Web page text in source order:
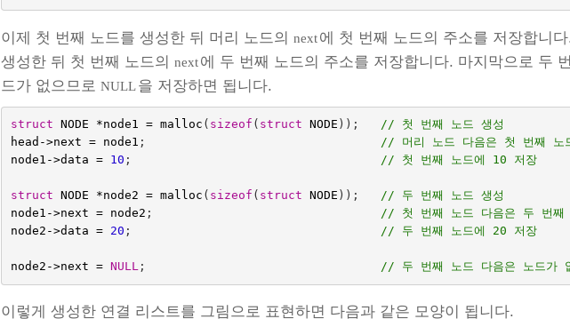
이제 첫 번째 노드를 생성한 뒤 머리 노드의next에 첫 번째 노드의 주소를 저장합니
생성한 뒤 첫 번째 노드의next에 두 번째 노드의 주소를 저장합니다. 마지막으로 두
드가 없으므로NULL을 저장하면 됩니다.
struct NODE *node1 = malloc ( sizeof ( struct NODE ));
// 첫 번째 노드 생성
head ->next = node1 ;
// 머리 노드 다음은 첫 번째 노
node1 ->data = 10 ; // 첫 번째 노드에 10 저장
struct NODE *node2 = malloc ( sizeof ( struct NODE ));
// 두 번째 노드 생성
node1 ->next = node2 ;
// 첫 번째 노드 다음은 두 번째
node2 ->data = 20 ; // 두 번째 노드에 20 저장
node2 ->next = NULL; // 두 번째 노드 다음은 노드가
이렇게 생성한 연결 리스트를 그림으로 표현하면 다음과 같은 모양이 됩니다.